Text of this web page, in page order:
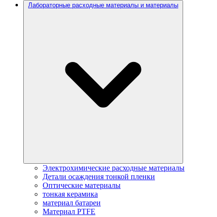
Лабораторные расходные материалы и материалы
Электрохимические расходные материалы
Детали осаждения тонкой пленки
Оптические материалы
тонкая керамика
материал батареи
Материал PTFE